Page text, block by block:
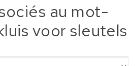
au mot-
voor sleutels